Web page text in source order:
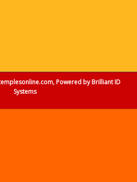
Powered byBrilliant ID
Systems